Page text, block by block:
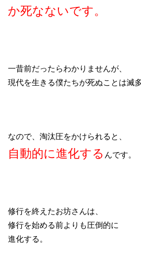
か死なないです。
一昔前だったらわかりませんが、
現代を生きる僕たちが死ぬことは滅
なので、淘汰圧をかけられると、
自動的に進化する んです。
修行を終えたお坊さんは、
修行を始める前よりも圧倒的に
進化する。